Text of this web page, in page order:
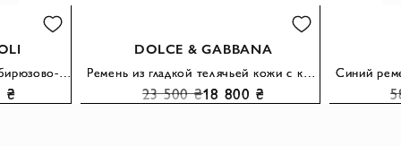
₴
DOLCE & GABBANA
23 500 ₴18 800 ₴